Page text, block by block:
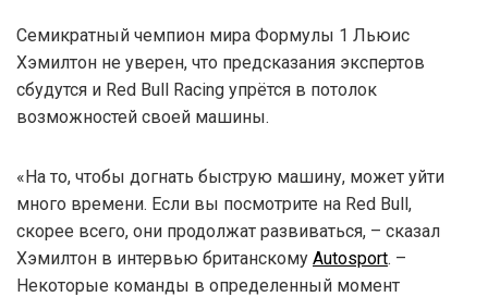
Семикратный чемпион мира Формулы 1 Льюис
Хэмилтон не уверен, что предсказания экспертов
сбудутся и Red Bull Racing упрётся в потолок
возможностей своей машины.
«На то, чтобы догнать быструю машину, может уйти
много времени. Если вы посмотрите на Red Bull,
скорее всего, они продолжат развиваться, – сказал
Хэмилтон в интервью британскому Аutosport. –
Некоторые команды в определенный момент